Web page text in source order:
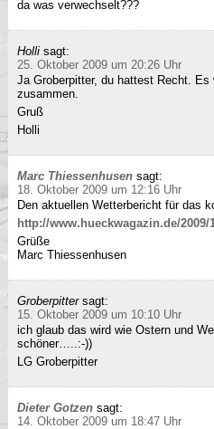
da was verwechselt???
Holli sagt:
25. Oktober 2009 um 20:26 Uhr
Ja Groberpitter, du hattest Recht.
zusammen.
Gruß
Holli
Marc Thiessenhusen sagt:
18. Oktober 2009 um 12:16 Uhr
Den aktuellen Wetterbericht für das
http://www.hueckwagazin.de/2009/
Grüße
Marc Thiessenhusen
Groberpitter sagt:
15. Oktober 2009 um 10:10 Uhr
ich glaub das wird wie Ostern und
schöner…..:-))
LG Groberpitter
Dieter Gotzen sagt:
14. Oktober 2009 um 18:47 Uhr